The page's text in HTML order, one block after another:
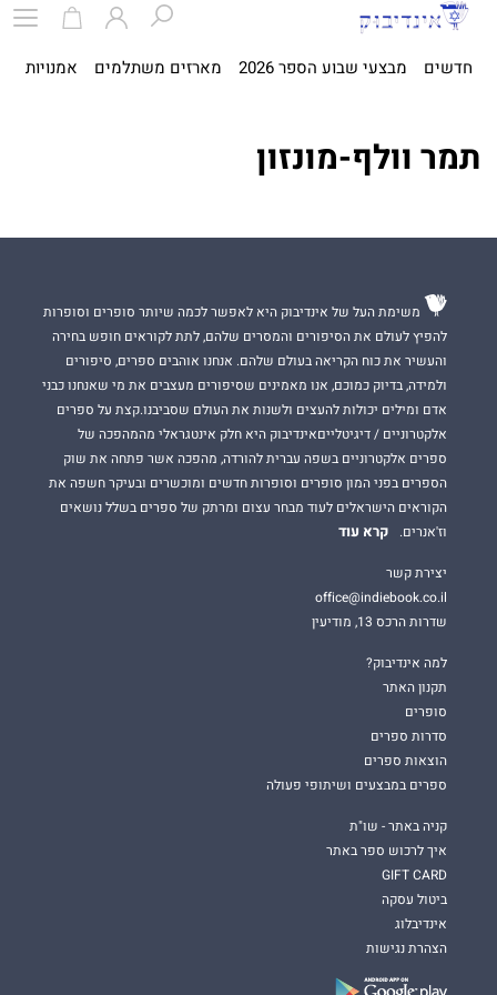
חדשים מבצעי שבוע הספר 2026 מארזים משתלמים אמנויות
תמר וולף-מונזון
משימת העל של אינדיבוק היא לאפשר לכמה שיותר סופרים וסופרות
להפיץ לעולם את הסיפורים והמסרים שלהם, לתת לקוראים חופש בחירה
והעשיר את כוח הקריאה בעולם שלהם. אנחנו אוהבים ספרים, סיפורים
ולמידה, בדיוק כמוכם, אנו מאמינים שסיפורים מעצבים את מי שאנחנו כבני
אדם ומילים יכולות להעצים ולשנות את העולם שסביבנו.קצת על ספרים
אלקטרוניים / דיגיטלייםאינדיבוק היא חלק אינטגראלי מהמהפכה של
ספרים אלקטרוניים בשפה עברית להורדה, מהפכה אשר פתחה את שוק
הספרים בפני המון סופרים וסופרות חדשים ומוכשרים ובעיקר חשפה את
הקוראים הישראלים לעוד מבחר עצום ומרתק של ספרים בשלל נושאים
וז'אנרים.
קרא עוד
יצירת קשר
office@indiebook.co.il
שדרות הרכס 13, מודיעין
למה אינדיבוק?
תקנון האתר
סופרים
סדרות ספרים
הוצאות ספרים
ספרים במבצעים ושיתופי פעולה
קניה באתר - שו"ת
איך לרכוש ספר באתר
GIFT CARD
ביטול עסקה
אינדיבלוג
הצהרת נגישות